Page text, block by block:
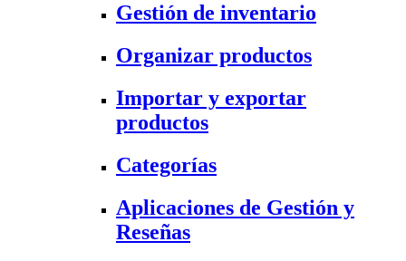
Gestión de inventario
Organizar productos
Importar y exportar
productos
Categorías
Aplicaciones de Gestión y
Reseñas